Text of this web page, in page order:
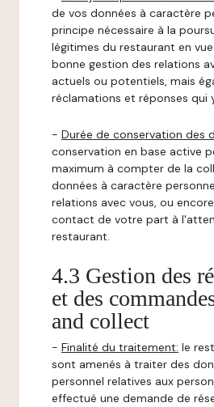
de vos données à caractère
principe nécessaire à la
légitimes du restaurant en
bonne gestion des relations
actuels ou potentiels, mais
réclamations et réponses qui
- Durée de conservation des
conservation en base active
maximum à compter de la
données à caractère
relations avec vous, ou
contact de votre part à
restaurant.
4.3 Gestion des
et des
and collect
- Finalité du traitement: le
sont amenés à traiter des
personnel relatives aux
effectué une demande de